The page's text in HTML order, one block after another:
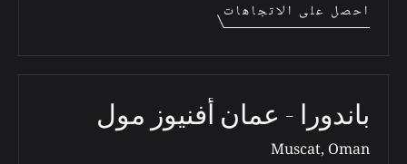
احصل على الاتجاهات
باندورا - عمان أفنيوز مول
Muscat, Oman